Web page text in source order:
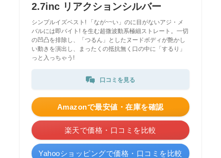
2.7inc リアクションシルバー
シンプルイズベスト! 「なが~~い」のに目がないアジ・メ
バルには即バイト! を生む超微波動系極細ストレート。一切
の凹凸を排除し、「つるん」としたヌードボディが艶かし
い動きを演出し、まったくの抵抗無く口の中に「するり」
っと入っちゃう!
口コミを見る
Amazonで最安値・在庫を確認
楽天で価格・口コミを比較
Yahooショッピングで価格・口コミを比較